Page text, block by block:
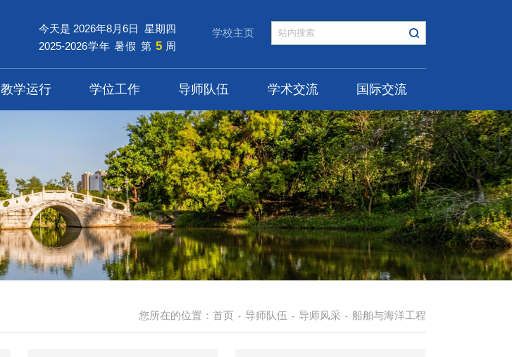
今天是 2026年8月6日 星期四
2025-2026学年 暑假 第 5周
学校主页
教学运行 学位工作 导师队伍 学术交流 国际交流
您所在的位置： 首页 - 导师队伍 - 导师风采 - 船舶与海洋工程